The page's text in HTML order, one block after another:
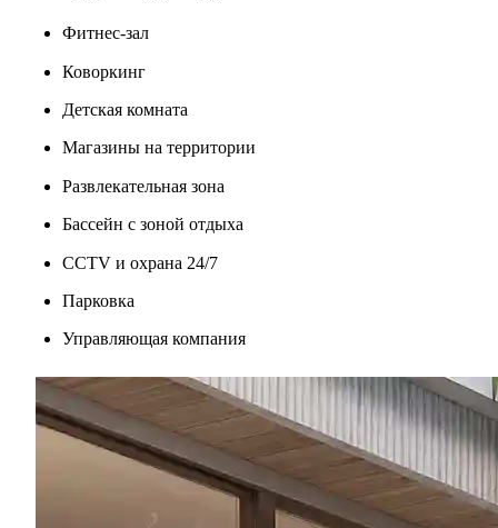
Фитнес-зал
Коворкинг
Детская комната
Магазины на территории
Развлекательная зона
Бассейн с зоной отдыха
CCTV и охрана 24/7
Парковка
Управляющая компания